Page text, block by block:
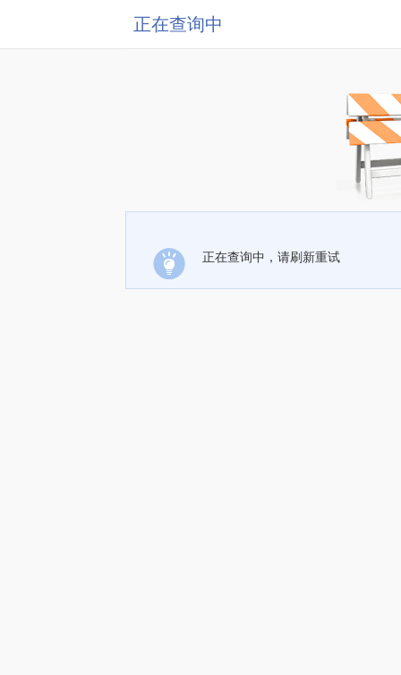
正在查询中
正在查询中，请刷新重试